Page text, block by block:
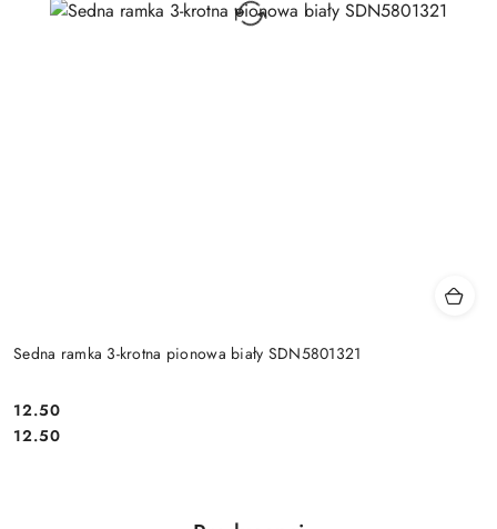
Sedna ramka 3-krotna pionowa biały SDN5801321
Cena:
12.50
Cena:
12.50